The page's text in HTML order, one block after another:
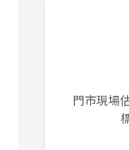
門市現場